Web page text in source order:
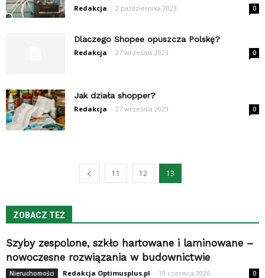
Redakcja - 2 października 2023 0
Dlaczego Shopee opuszcza Polskę?
Redakcja - 27 września 2023 0
Jak działa shopper?
Redakcja - 27 września 2023 0
11 12 13
ZOBACZ TEŻ
Szyby zespolone, szkło hartowane i laminowane –
nowoczesne rozwiązania w budownictwie
Nieruchomości Redakcja Optimusplus.pl - 10 czerwca 2026 0